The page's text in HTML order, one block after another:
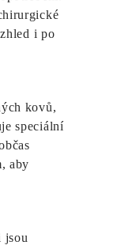
i po
kovů,
speciální
aby
jsou